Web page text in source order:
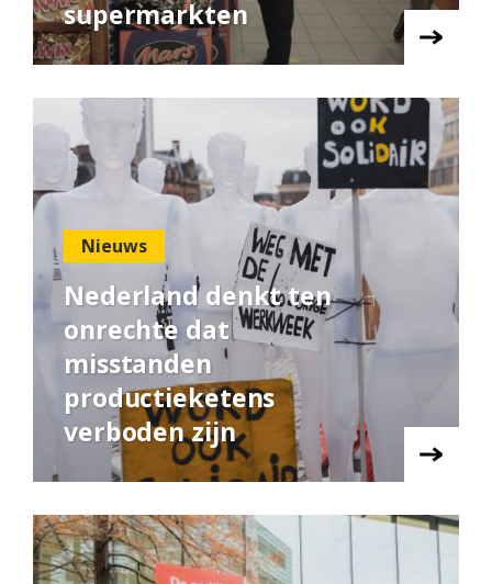
supermarkten
Nieuws
Nederland denkt ten
onrechte dat
misstanden
productieketens
verboden zijn